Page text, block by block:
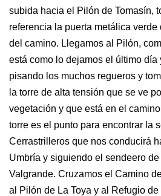
subida hacia el Pilón de Tomasín,
referencia la puerta metálica
del camino. Llegamos al Pilón,
está como lo dejamos el último
pisando los muchos regueros y
la torre de alta tensión que se ve
vegetación y que está en el
torre es el punto para encontrar la
Cerrastrilleros que nos conducirá
Umbría y siguiendo el sendeero
Valgrande. Cruzamos el Camino
al Pilón de La Toya y al Refugio